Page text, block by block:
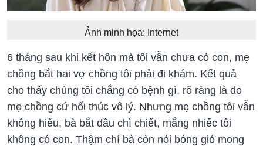
Ảnh minh họa: Internet
6 tháng sau khi kết hôn mà tôi vẫn chưa có con, mẹ
chồng bắt hai vợ chồng tôi phải đi khám. Kết quả
cho thấy chúng tôi chẳng có bệnh gì, rõ ràng là do
mẹ chồng cứ hối thúc vô lý. Nhưng mẹ chồng tôi vẫn
không hiểu, bà bắt đầu chì chiết, mắng nhiếc tôi
không có con. Thậm chí bà còn nói bóng gió mong